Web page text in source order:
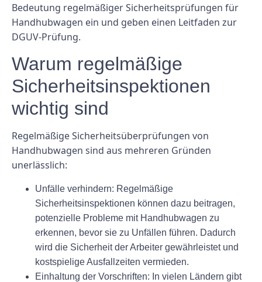
Bedeutung regelmäßiger Sicherheitsprüfungen für
Handhubwagen ein und geben einen Leitfaden zur
DGUV-Prüfung.
Warum regelmäßige
Sicherheitsinspektionen
wichtig sind
Regelmäßige Sicherheitsüberprüfungen von
Handhubwagen sind aus mehreren Gründen
unerlässlich:
Unfälle verhindern: Regelmäßige
Sicherheitsinspektionen können dazu beitragen,
potenzielle Probleme mit Handhubwagen zu
erkennen, bevor sie zu Unfällen führen. Dadurch
wird die Sicherheit der Arbeiter gewährleistet und
kostspielige Ausfallzeiten vermieden.
Einhaltung der Vorschriften: In vielen Ländern gibt